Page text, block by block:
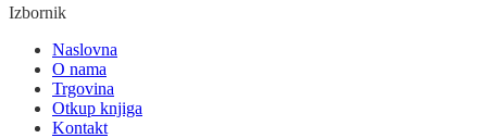
Izbornik
Naslovna
O nama
Trgovina
Otkup knjiga
Kontakt